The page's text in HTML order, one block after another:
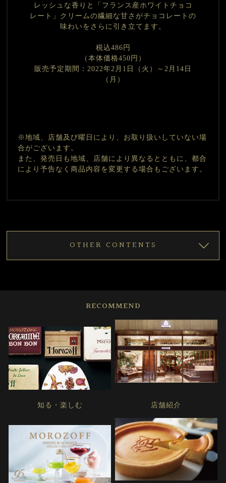
レッシュな香りと「フランス産ホワイトチョコ
レート」クリームの繊細な甘さがチョコレートの
味わいをさらに引き立てます。
税込486円
（本体価格450円）
販売予定期間：2022年2月1日（火）～2月14日
（月）
※地域、店舗及び曜日により、お取り扱いしていない場
合がございます。
また、発売日も地域、店舗により異なるとともに、都合
により予告なく商品内容を変更する場合もございます。
OTHER CONTENTS
RECOMMEND
知る・楽しむ 店舗紹介